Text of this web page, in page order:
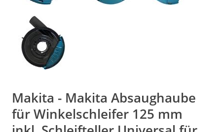
Makita - Makita Absaughaube
für Winkelschleifer 125 mm